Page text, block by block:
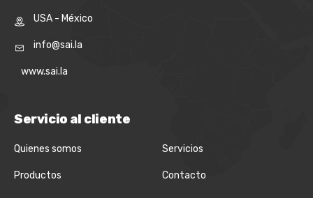
USA - México
info@sai.la
www.sai.la
Servicio al cliente
Quienes somos
Productos
Servicios
Contacto